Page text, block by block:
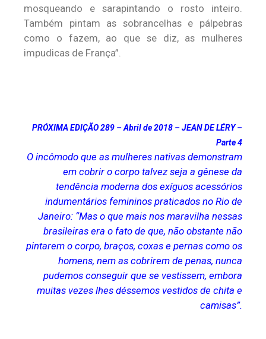
mosqueando e sarapintando o rosto inteiro.
Também pintam as sobrancelhas e pálpebras
como o fazem, ao que se diz, as mulheres
impudicas de França”.
PRÓXIMA EDIÇÃO 289 – Abril de 2018 – JEAN DE LÉRY –
Parte 4
O incômodo que as mulheres nativas demonstram
em cobrir o corpo talvez seja a gênese da
tendência moderna dos exíguos acessórios
indumentários femininos praticados no Rio de
Janeiro: “Mas o que mais nos maravilha nessas
brasileiras era o fato de que, não obstante não
pintarem o corpo, braços, coxas e pernas como os
homens, nem as cobrirem de penas, nunca
pudemos conseguir que se vestissem, embora
muitas vezes lhes déssemos vestidos de chita e
camisas”.